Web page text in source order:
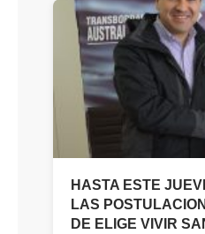
HASTA ESTE
LAS
DE ELIGE VIVIR